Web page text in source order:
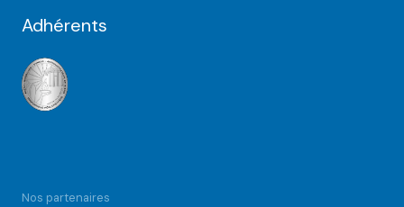
Adhérents
Nos partenaires